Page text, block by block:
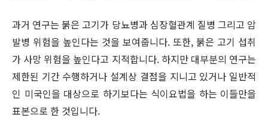
과거 연구는 붉은 고기가 당뇨병과 심장혈관계 질병 그리고 암
발병 위험을 높인다는 것을 보여줍니다. 또한, 붉은 고기 섭취
가 사망 위험을 높인다고 지적합니다. 하지만 대부분의 연구는
제한된 기간 수행하거나 설계상 결점을 지니고 있거나 일반적
인 미국인을 대상으로 하기보다는 식이요법을 하는 이들만을
표본으로 한 것입니다.